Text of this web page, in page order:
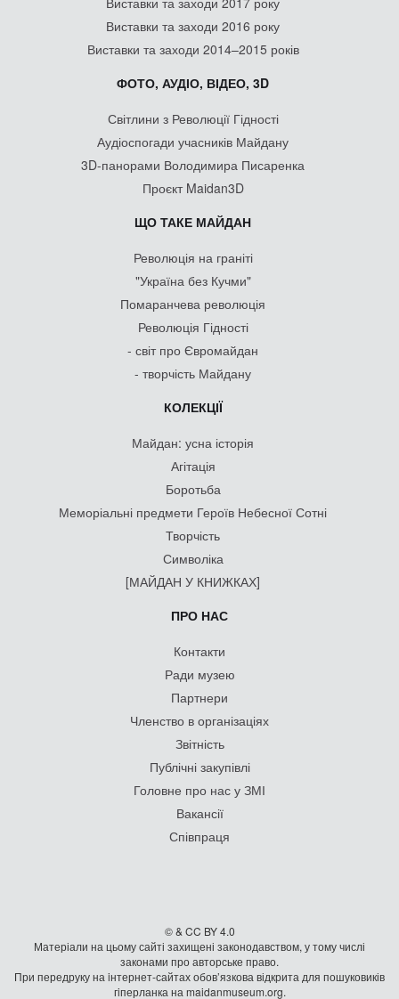
Виставки та заходи 2016 року
Виставки та заходи 2014–2015 років
ФОТО, АУДІО, ВІДЕО, 3D
Світлини з Революції Гідності
Аудіоспогади учасників Майдану
3D-панорами Володимира Писаренка
Проєкт Maidan3D
ЩО ТАКЕ МАЙДАН
Революція на граніті
"Україна без Кучми"
Помаранчева революція
Революція Гідності
- світ про Євромайдан
- творчість Майдану
КОЛЕКЦІЇ
Майдан: усна історія
Агітація
Боротьба
Меморіальні предмети Героїв Небесної Сотні
Творчість
Символіка
[МАЙДАН У КНИЖКАХ]
ПРО НАС
Контакти
Ради музею
Партнери
Членство в організаціях
Звітність
Публічні закупівлі
Головне про нас у ЗМІ
Вакансії
Співпраця
© & CC BY 4.0
Матеріали на цьому сайті захищені законодавством, у тому числі
законами про авторське право.
При передруку на iнтернет-сайтах обов’язкова відкрита для пошуковиків
гiперланка на maidanmuseum.org.